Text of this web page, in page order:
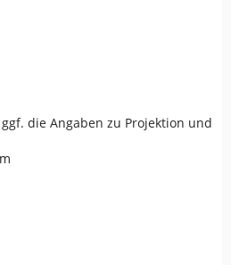
die Angaben zu Projektion und